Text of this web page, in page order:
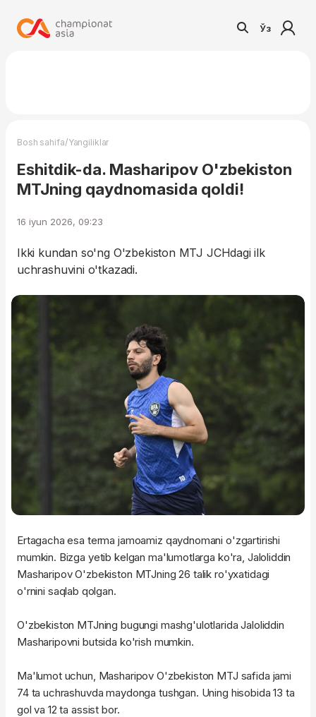
Ўз
Bosh sahifa/Yangiliklar
Eshitdik-da. Masharipov O'zbekiston
MTJning qaydnomasida qoldi!
16 iyun 2026, 09:23
Ikki kundan so'ng O'zbekiston MTJ JCHdagi ilk
uchrashuvini o'tkazadi.
Ertagacha esa terma jamoamiz qaydnomani o'zgartirishi
mumkin. Bizga yetib kelgan ma'lumotlarga ko'ra, Jaloliddin
Masharipov O'zbekiston MTJning 26 talik ro'yxatidagi
o'rnini saqlab qolgan.
O'zbekiston MTJning bugungi mashg'ulotlarida Jaloliddin
Masharipovni butsida ko'rish mumkin.
Ma'lumot uchun, Masharipov O'zbekiston MTJ safida jami
74 ta uchrashuvda maydonga tushgan. Uning hisobida 13 ta
gol va 12 ta assist bor.